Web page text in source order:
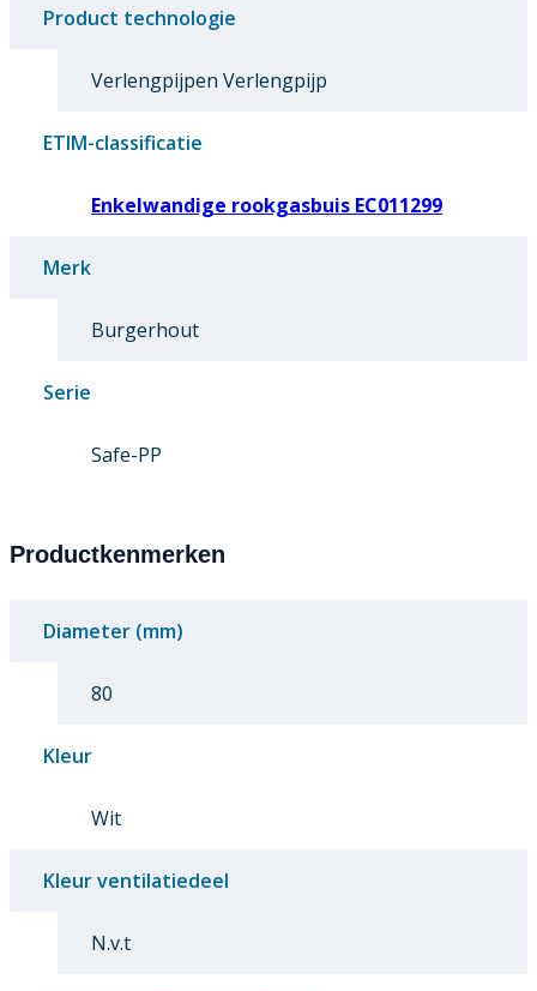
Product technologie
Verlengpijpen Verlengpijp
ETIM-classificatie
Enkelwandige rookgasbuis EC011299
Merk
Burgerhout
Serie
Safe-PP
Productkenmerken
Diameter (mm)
80
Kleur
Wit
Kleur ventilatiedeel
N.v.t